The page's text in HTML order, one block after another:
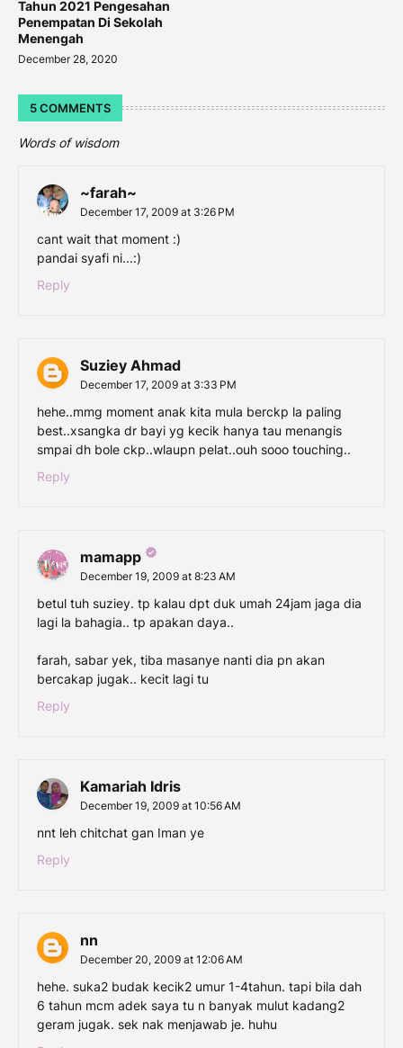
Tahun 2021 Pengesahan
Penempatan Di Sekolah
Menengah
December 28, 2020
5 COMMENTS
Words of wisdom
~farah~
December 17, 2009 at 3:26 PM
cant wait that moment :)
pandai syafi ni...:)
Reply
Suziey Ahmad
December 17, 2009 at 3:33 PM
hehe..mmg moment anak kita mula berckp la paling
best..xsangka dr bayi yg kecik hanya tau menangis
smpai dh bole ckp..wlaupn pelat..ouh sooo touching..
Reply
mamapp
December 19, 2009 at 8:23 AM
betul tuh suziey. tp kalau dpt duk umah 24jam jaga dia
lagi la bahagia.. tp apakan daya..
farah, sabar yek, tiba masanye nanti dia pn akan
bercakap jugak.. kecit lagi tu
Reply
Kamariah Idris
December 19, 2009 at 10:56 AM
nnt leh chitchat gan Iman ye
Reply
nn
December 20, 2009 at 12:06 AM
hehe. suka2 budak kecik2 umur 1-4tahun. tapi bila dah
6 tahun mcm adek saya tu n banyak mulut kadang2
geram jugak. sek nak menjawab je. huhu